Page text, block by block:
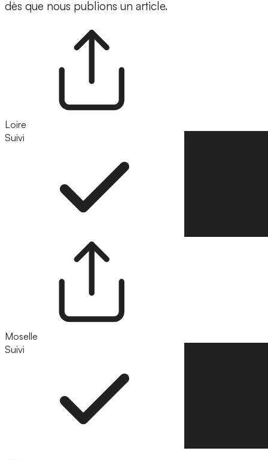
dès que nous publions un article.
Loire
Suivi
Moselle
Suivi